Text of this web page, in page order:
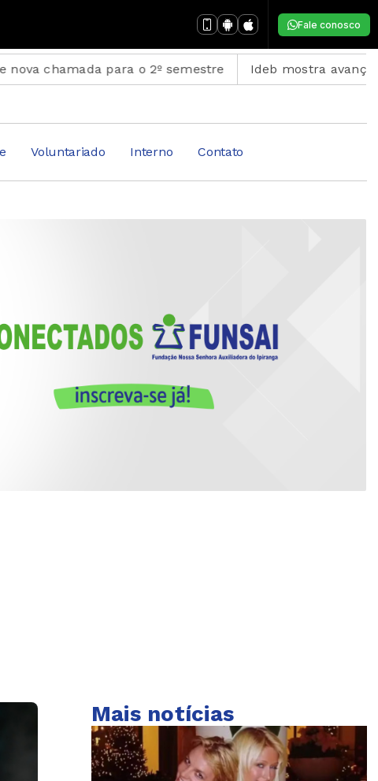
Fale conosco
para o 2º semestre Ideb mostra avanço da educação
Voluntariado Interno Contato
Mais notícias